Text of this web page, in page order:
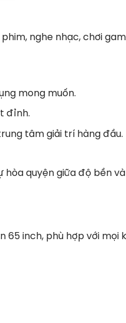
nghe nhạc, chơi
mong muốn.
đỉnh.
tâm giải trí hàng đầu.
quyện giữa độ bền
inch, phù hợp với mọi